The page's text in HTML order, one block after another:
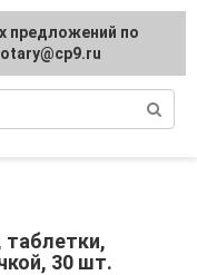
30 шт.
предложений по